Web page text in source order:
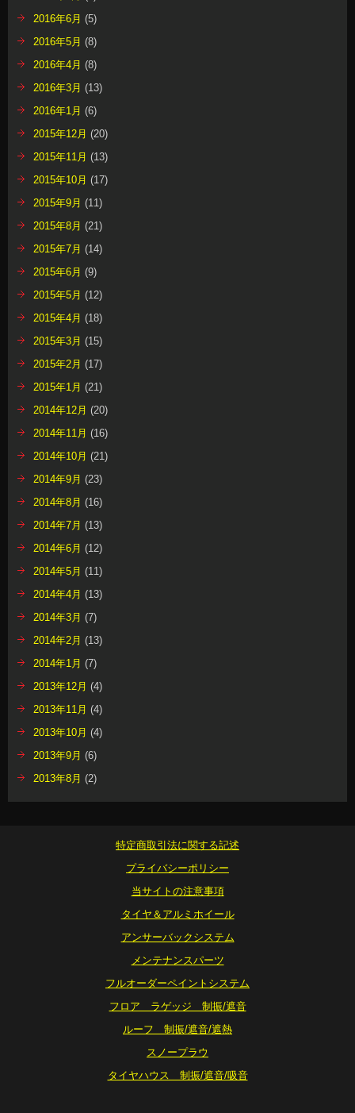
2016年6月 (5)
2016年5月 (8)
2016年4月 (8)
2016年3月 (13)
2016年1月 (6)
2015年12月 (20)
2015年11月 (13)
2015年10月 (17)
2015年9月 (11)
2015年8月 (21)
2015年7月 (14)
2015年6月 (9)
2015年5月 (12)
2015年4月 (18)
2015年3月 (15)
2015年2月 (17)
2015年1月 (21)
2014年12月 (20)
2014年11月 (16)
2014年10月 (21)
2014年9月 (23)
2014年8月 (16)
2014年7月 (13)
2014年6月 (12)
2014年5月 (11)
2014年4月 (13)
2014年3月 (7)
2014年2月 (13)
2014年1月 (7)
2013年12月 (4)
2013年11月 (4)
2013年10月 (4)
2013年9月 (6)
2013年8月 (2)
特定商取引法に関する記述
プライバシーポリシー
当サイトの注意事項
タイヤ＆アルミホイール
アンサーバックシステム
メンテナンスパーツ
フルオーダーペイントシステム
フロア ラゲッジ 制振/遮音
ルーフ 制振/遮音/遮熱
スノープラウ
タイヤハウス 制振/遮音/吸音